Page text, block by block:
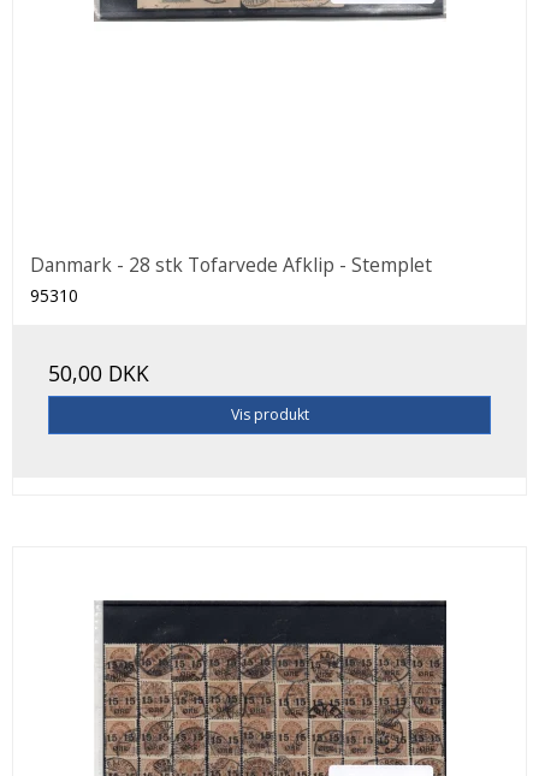
Danmark - 28 stk Tofarvede Afklip - Stemplet
95310
50,00 DKK
Vis produkt